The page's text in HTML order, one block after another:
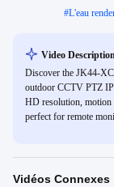
#L'eau
Video
Discover the JK44-
outdoor CCTV PTZ
HD resolution, motion
perfect for remote
Vidéos Connexes